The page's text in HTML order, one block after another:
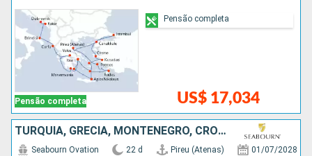
Pensão completa US$ 17,034
Pensão completa
TURQUIA, GRÉCIA, MONTENEGRO, CROÁCIA, ESLOVÃNIA, ITÁLIA
Seabourn Ovation 22 d Pireu (Atenas) 01/07/2028